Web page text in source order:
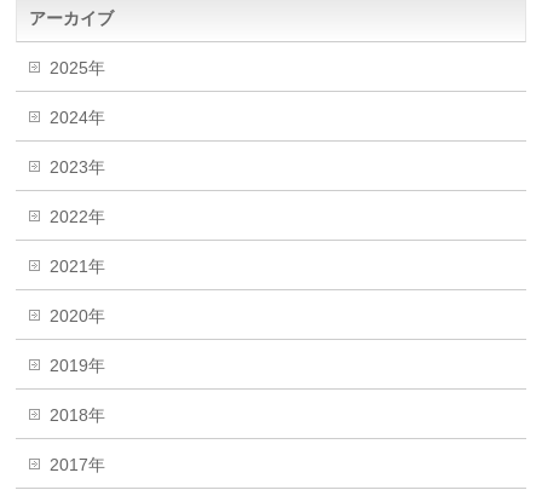
アーカイブ
2025年
2024年
2023年
2022年
2021年
2020年
2019年
2018年
2017年